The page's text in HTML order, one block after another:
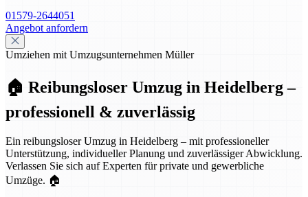
01579-2644051
Angebot anfordern
Umziehen mit Umzugsunternehmen Müller
🏠 Reibungsloser Umzug in Heidelberg –
professionell & zuverlässig
Ein reibungsloser Umzug in Heidelberg – mit professioneller
Unterstützung, individueller Planung und zuverlässiger Abwicklung.
Verlassen Sie sich auf Experten für private und gewerbliche
Umzüge. 🏠